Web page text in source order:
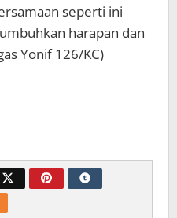
seperti ini
harapan dan
Yonif 126/KC)